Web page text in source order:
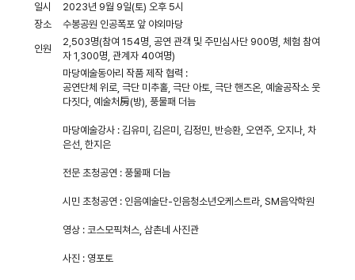
일시
2023년 9월 9일(토) 오후 5시
장소
수봉공원 인공폭포 앞 야외마당
인원
2,503명(참여 154명, 공연 관객 및 주민심사단 900명, 체험 참여
자 1,300명, 관계자 40여명)
마당예술동아리 작품 제작 협력 :
공연단체 위로, 극단 미추홀, 극단 아토, 극단 핸즈온, 예술공작소 웃
다짓다, 예술처房(방), 풍물패 더늠
마당예술강사 : 김유미, 김은미, 김정민, 반승환, 오연주, 오지나, 차
은선, 한지은
전문 초청공연 : 풍물패 더늠
시민 초청공연 : 인음예술단-인음청소년오케스트라, SM음악학원
영상 : 코스모픽쳐스, 삼촌네 사진관
사진 : 영포토